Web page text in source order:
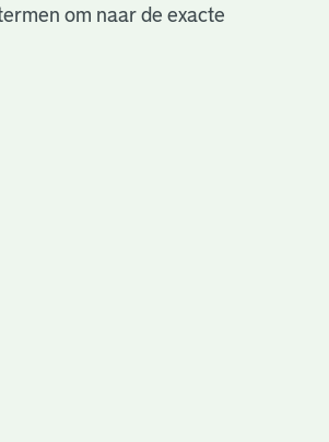
om naar de exacte